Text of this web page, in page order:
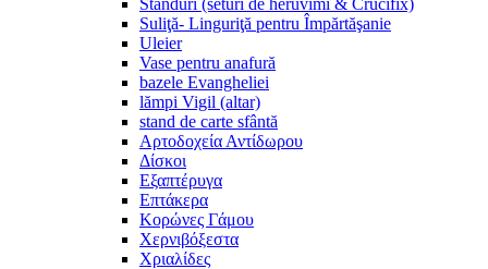
Standuri (seturi de heruvimi & Crucifix)
Suliţă- Linguriţă pentru Împărtăşanie
Uleier
Vase pentru anafură
bazele Evangheliei
lămpi Vigil (altar)
stand de carte sfântă
Αρτοδοχεία Αντίδωρου
Δίσκοι
Εξαπτέρυγα
Επτάκερα
Κορώνες Γάμου
Χερνιβόξεστα
Χριαλίδες